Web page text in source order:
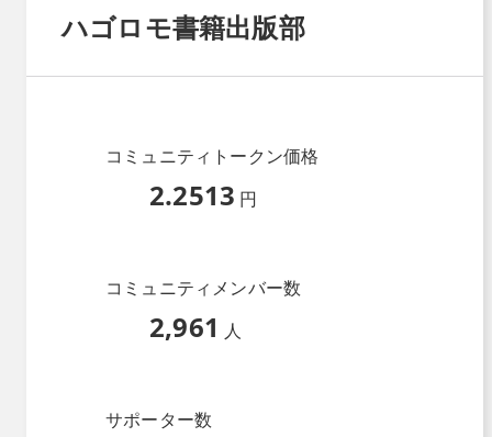
ハゴロモ書籍出版部
コミュニティトークン価格
2.2513 円
コミュニティメンバー数
2,961 人
サポーター数